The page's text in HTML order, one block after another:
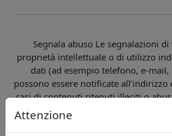
Attenzione
Segnala abuso Le segnalazioni
proprietà intellettuale o di utilizzo
dati (ad esempio telefono, e-
possono essere notificate all’indirizzo
casi di contenuti ritenuti illeciti o
Per informazioni generali